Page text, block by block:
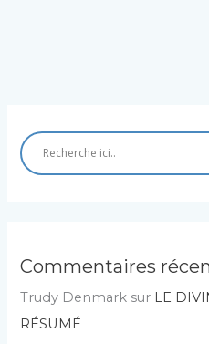
Commentaires
Trudy Denmark sur LE
RÉSUMÉ